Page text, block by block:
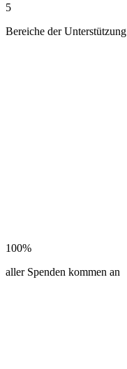
5
Bereiche der Unterstützung
100%
aller Spenden kommen an